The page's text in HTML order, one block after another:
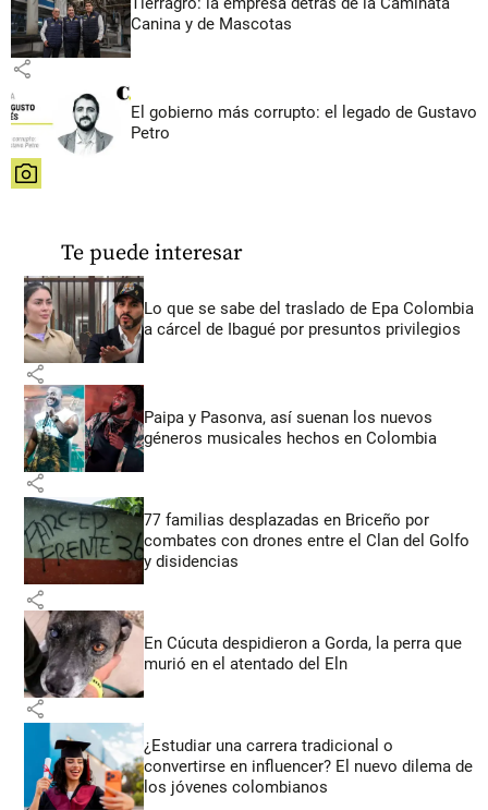
Canina y de Mascotas
share
El gobierno más corrupto: el legado de Gustavo
Petro
share
Te puede interesar
Lo que se sabe del traslado de Epa Colombia
a cárcel de Ibagué por presuntos privilegios
share
Paipa y Pasonva, así suenan los nuevos
géneros musicales hechos en Colombia
share
77 familias desplazadas en Briceño por
combates con drones entre el Clan del Golfo
y disidencias
share
En Cúcuta despidieron a Gorda, la perra que
murió en el atentado del Eln
share
¿Estudiar una carrera tradicional o
convertirse en influencer? El nuevo dilema de
los jóvenes colombianos